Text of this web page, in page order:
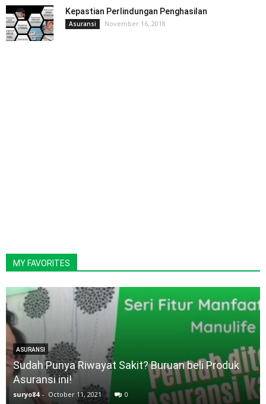
Kepastian Perlindungan Penghasilan
Asuransi November 16, 2018
MY FAVORITES
ASURANSI
Sudah Punya Riwayat Sakit? Buruan beli Produk
Asuransi ini!
suryo84 - October 11, 2021 0